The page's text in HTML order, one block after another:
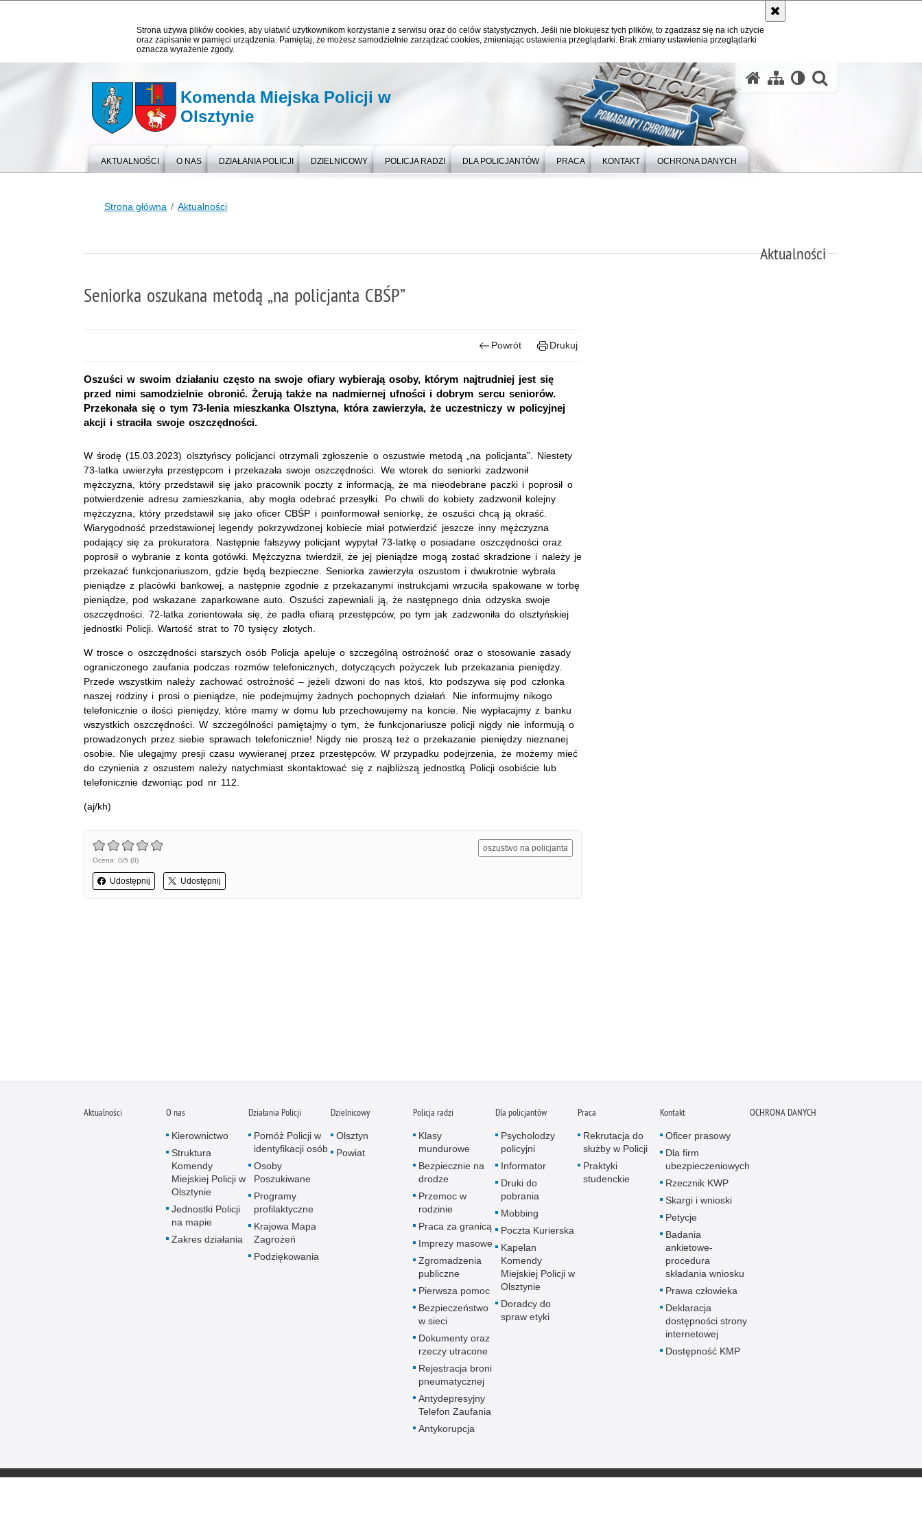
Strona używa plików cookies, aby ułatwić użytkownikom korzystanie z serwisu oraz do celów statystycznych. Jeśli nie blokujesz tych plików, to zgadzasz się na ich użycie
oraz zapisanie w pamięci urządzenia. Pamiętaj, że możesz samodzielnie zarządzać cookies, zmieniając ustawienia przeglądarki. Brak zmiany ustawienia przeglądarki
oznacza wyrażenie zgody.
Komenda Miejska Policji w
Olsztynie
AKTUALNOŚCI O NAS DZIAŁANIA POLICJI DZIELNICOWY POLICJA RADZI DLA POLICJANTÓW PRACA KONTAKT OCHRONA DANYCH
Strona główna Aktualności
Aktualności
Seniorka oszukana metodą „na policjanta CBŚP”
Powrót Drukuj
Oszuści w swoim działaniu często na swoje ofiary wybierają osoby, którym najtrudniej jest się
przed nimi samodzielnie obronić. Żerują także na nadmiernej ufności i dobrym sercu seniorów.
Przekonała się o tym 73-lenia mieszkanka Olsztyna, która zawierzyła, że uczestniczy w policyjnej
akcji i straciła swoje oszczędności.
W środę (15.03.2023) olsztyńscy policjanci otrzymali zgłoszenie o oszustwie metodą „na policjanta”. Niestety
73-latka uwierzyła przestępcom i przekazała swoje oszczędności. We wtorek do seniorki zadzwonił
mężczyzna, który przedstawił się jako pracownik poczty z informacją, że ma nieodebrane paczki i poprosił o
potwierdzenie adresu zamieszkania, aby mogła odebrać przesyłki. Po chwili do kobiety zadzwonił kolejny
mężczyzna, który przedstawił się jako oficer CBŚP i poinformował seniorkę, że oszuści chcą ją okraść.
Wiarygodność przedstawionej legendy pokrzywdzonej kobiecie miał potwierdzić jeszcze inny mężczyzna
podający się za prokuratora. Następnie fałszywy policjant wypytał 73-latkę o posiadane oszczędności oraz
poprosił o wybranie z konta gotówki. Mężczyzna twierdził, że jej pieniądze mogą zostać skradzione i należy je
przekazać funkcjonariuszom, gdzie będą bezpieczne. Seniorka zawierzyła oszustom i dwukrotnie wybrała
pieniądze z placówki bankowej, a następnie zgodnie z przekazanymi instrukcjami wrzuciła spakowane w torbę
pieniądze, pod wskazane zaparkowane auto. Oszuści zapewniali ją, że następnego dnia odzyska swoje
oszczędności. 72-latka zorientowała się, że padła ofiarą przestępców, po tym jak zadzwoniła do olsztyńskiej
jednostki Policji. Wartość strat to 70 tysięcy złotych.
W trosce o oszczędności starszych osób Policja apeluje o szczególną ostrożność oraz o stosowanie zasady
ograniczonego zaufania podczas rozmów telefonicznych, dotyczących pożyczek lub przekazania pieniędzy.
Przede wszystkim należy zachować ostrożność – jeżeli dzwoni do nas ktoś, kto podszywa się pod członka
naszej rodziny i prosi o pieniądze, nie podejmujmy żadnych pochopnych działań. Nie informujmy nikogo
telefonicznie o ilości pieniędzy, które mamy w domu lub przechowujemy na koncie. Nie wypłacajmy z banku
wszystkich oszczędności. W szczególności pamiętajmy o tym, że funkcjonariusze policji nigdy nie informują o
prowadzonych przez siebie sprawach telefonicznie! Nigdy nie proszą też o przekazanie pieniędzy nieznanej
osobie. Nie ulegajmy presji czasu wywieranej przez przestępców. W przypadku podejrzenia, że możemy mieć
do czynienia z oszustem należy natychmiast skontaktować się z najbliższą jednostką Policji osobiście lub
telefonicznie dzwoniąc pod nr 112.
(aj/kh)
Ocena: 0/5 (0)
Udostępnij Udostępnij
oszustwo na policjanta
Aktualności O nas
Kierownictwo
Struktura
Komendy
Miejskiej Policji w
Olsztynie
Jednostki Policji
na mapie
Zakres działania
Działania Policji
Pomóż Policji w
identyfikacji osób
Osoby
Poszukiwane
Programy
profilaktyczne
Krajowa Mapa
Zagrożeń
Podziękowania
Dzielnicowy
Olsztyn
Powiat
Policja radzi
Klasy
mundurowe
Bezpiecznie na
drodze
Przemoc w
rodzinie
Praca za granicą
Imprezy masowe
Zgromadzenia
publiczne
Pierwsza pomoc
Bezpieczeństwo
w sieci
Dokumenty oraz
rzeczy utracone
Rejestracja broni
pneumatycznej
Antydepresyjny
Telefon Zaufania
Antykorupcja
Dla policjantów
Psycholodzy
policyjni
Informator
Druki do
pobrania
Mobbing
Poczta Kurierska
Kapelan
Komendy
Miejskiej Policji w
Olsztynie
Doradcy do
spraw etyki
Praca
Rekrutacja do
służby w Policji
Praktyki
studenckie
Kontakt
Oficer prasowy
Dla firm
ubezpieczeniowych
Rzecznik KWP
Skargi i wnioski
Petycje
Badania
ankietowe-
procedura
składania wniosku
Prawa człowieka
Deklaracja
dostępności strony
internetowej
Dostępność KMP
OCHRONA DANYCH